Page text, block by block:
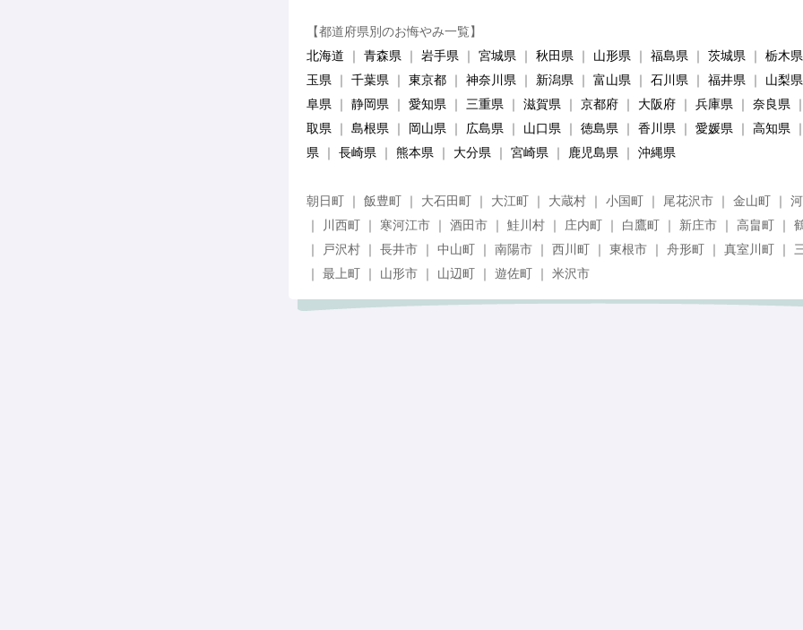
【都道府県別のお悔やみ一覧】
北海道 ｜ 青森県 ｜ 岩手県 ｜ 宮城県 ｜ 秋田県 ｜ 山形県 ｜ 福島県 ｜ 茨城県 ｜ 栃木県
玉県 ｜ 千葉県 ｜ 東京都 ｜ 神奈川県 ｜ 新潟県 ｜ 富山県 ｜ 石川県 ｜ 福井県 ｜ 山梨県
阜県 ｜ 静岡県 ｜ 愛知県 ｜ 三重県 ｜ 滋賀県 ｜ 京都府 ｜ 大阪府 ｜ 兵庫県 ｜ 奈良県
取県 ｜ 島根県 ｜ 岡山県 ｜ 広島県 ｜ 山口県 ｜ 徳島県 ｜ 香川県 ｜ 愛媛県 ｜ 高知県
県 ｜ 長崎県 ｜ 熊本県 ｜ 大分県 ｜ 宮崎県 ｜ 鹿児島県 ｜ 沖縄県
朝日町 ｜ 飯豊町 ｜ 大石田町 ｜ 大江町 ｜ 大蔵村 ｜ 小国町 ｜ 尾花沢市 ｜ 金山町 ｜
｜ 川西町 ｜ 寒河江市 ｜ 酒田市 ｜ 鮭川村 ｜ 庄内町 ｜ 白鷹町 ｜ 新庄市 ｜ 高畠町 ｜
｜ 戸沢村 ｜ 長井市 ｜ 中山町 ｜ 南陽市 ｜ 西川町 ｜ 東根市 ｜ 舟形町 ｜ 真室川町 ｜
｜ 最上町 ｜ 山形市 ｜ 山辺町 ｜ 遊佐町 ｜ 米沢市